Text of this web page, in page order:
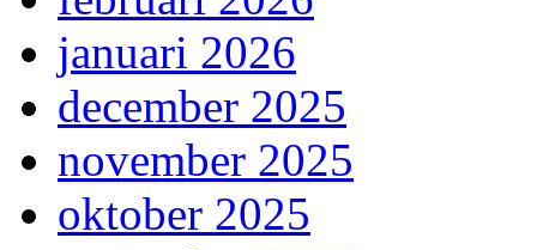
januari 2026
december 2025
november 2025
oktober 2025